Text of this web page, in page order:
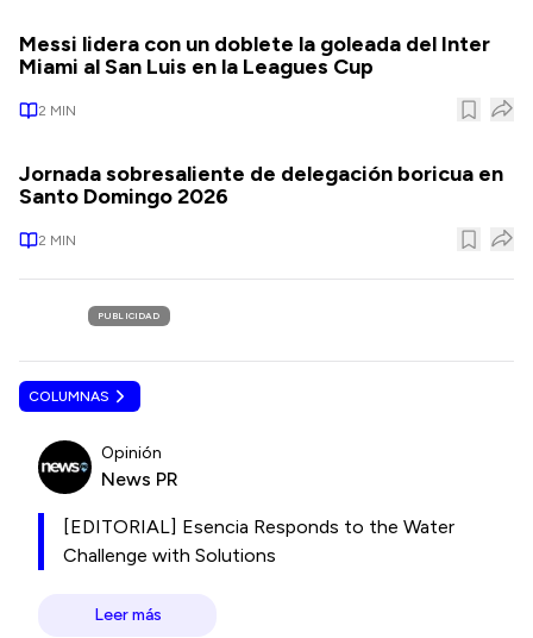
Messi lidera con un doblete la goleada del Inter
Miami al San Luis en la Leagues Cup
2 MIN
Jornada sobresaliente de delegación boricua en
Santo Domingo 2026
2 MIN
PUBLICIDAD
COLUMNAS
Opinión
News PR
[EDITORIAL] Esencia Responds to the Water
Challenge with Solutions
Leer más